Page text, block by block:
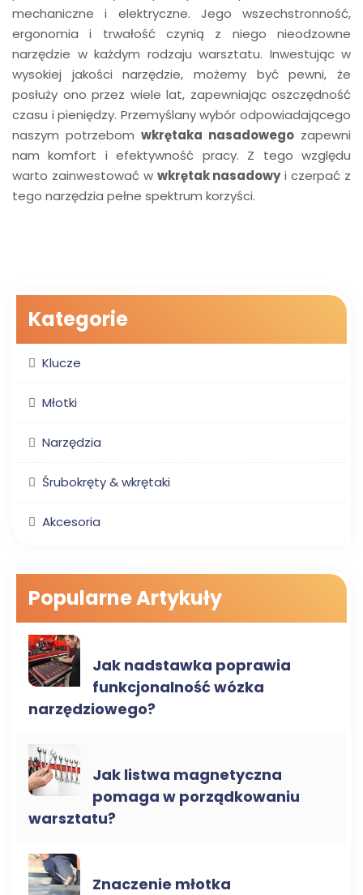
mechaniczne i elektryczne. Jego wszechstronność,
ergonomia i trwałość czynią z niego nieodzowne
narzędzie w każdym rodzaju warsztatu. Inwestując w
wysokiej jakości narzędzie, możemy być pewni, że
posłuży ono przez wiele lat, zapewniając oszczędność
czasu i pieniędzy. Przemyślany wybór odpowiadającego
naszym potrzebom wkrętaka nasadowego zapewni
nam komfort i efektywność pracy. Z tego względu
warto zainwestować w wkrętak nasadowyi czerpać z
tego narzędzia pełne spektrum korzyści.
Kategorie
Klucze
Młotki
Narzędzia
Śrubokręty & wkrętaki
Akcesoria
Popularne Artykuły
Jak nadstawka poprawia
funkcjonalność wózka
narzędziowego?
Jak listwa magnetyczna
pomaga w porządkowaniu
warsztatu?
Znaczenie młotka